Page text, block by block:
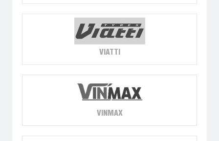
VIATTI
VINMAX